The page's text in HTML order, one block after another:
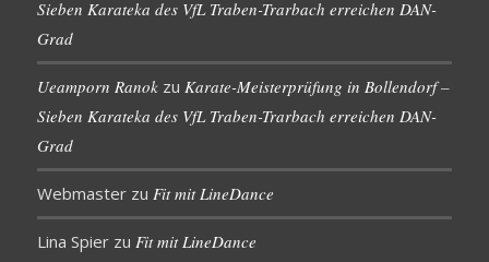
Sieben Karateka des VfL Traben-Trarbach erreichen DAN-
Grad
Ueamporn Ranokzu Karate-Meisterprüfung in Bollendorf –
Sieben Karateka des VfL Traben-Trarbach erreichen DAN-
Grad
Webmasterzu Fit mit LineDance
Lina Spierzu Fit mit LineDance